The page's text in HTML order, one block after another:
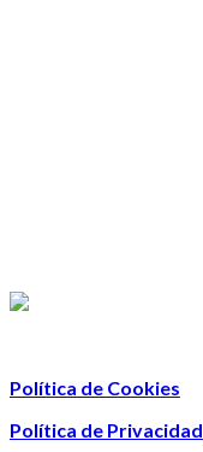
Política de Cookies
Política de Privacidad